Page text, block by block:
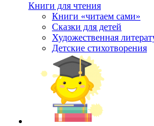
Книги для чтения
Книги «читаем сами»
Сказки для детей
Художественная
Детские стихотворения